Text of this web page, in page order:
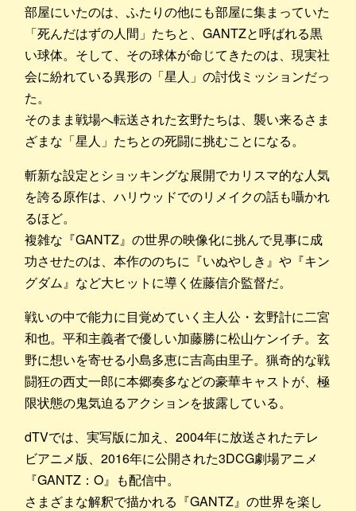
部屋にいたのは、ふたりの他にも部屋に集まっていた
「死んだはずの人間」たちと、GANTZと呼ばれる黒
い球体。そして、その球体が命じてきたのは、現実社
会に紛れている異形の「星人」の討伐ミッションだっ
た。
そのまま戦場へ転送された玄野たちは、襲い来るさま
ざまな「星人」たちとの死闘に挑むことになる。
斬新な設定とショッキングな展開でカリスマ的な人気
を誇る原作は、ハリウッドでのリメイクの話も囁かれ
るほど。
複雑な『GANTZ』の世界の映像化に挑んで見事に成
功させたのは、本作ののちに『いぬやしき』や『キン
グダム』など大ヒットに導く佐藤信介監督だ。
戦いの中で能力に目覚めていく主人公・玄野計に二宮
和也。平和主義者で優しい加藤勝に松山ケンイチ。玄
野に想いを寄せる小島多恵に吉高由里子。猟奇的な戦
闘狂の西丈一郎に本郷奏多などの豪華キャストが、極
限状態の鬼気迫るアクションを披露している。
dTVでは、実写版に加え、2004年に放送されたテレ
ビアニメ版、2016年に公開された3DCG劇場アニメ
『GANTZ：O』も配信中。
さまざまな解釈で描かれる『GANTZ』の世界を楽し